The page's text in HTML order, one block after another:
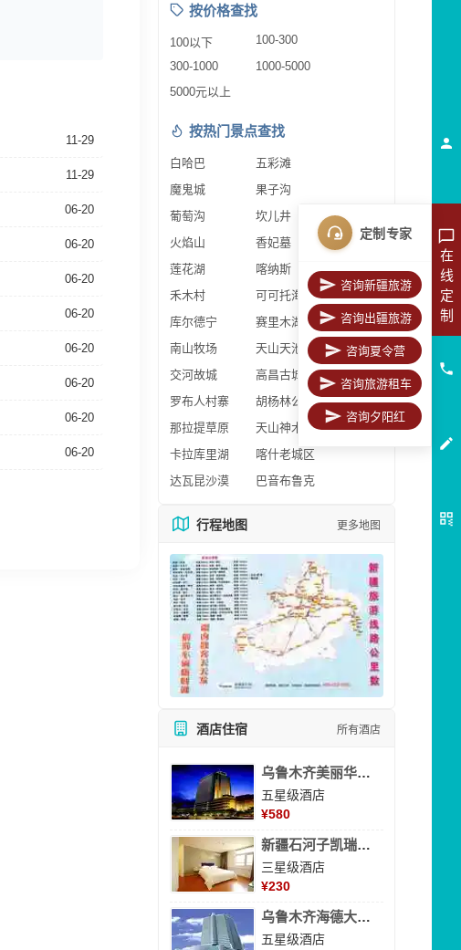
11-29
11-29
06-20
06-20
06-20
06-20
06-20
06-20
06-20
06-20
按价格查找
100以下
100-300
300-1000
1000-5000
5000元以上
按热门景点查找
白哈巴
五彩滩
魔鬼城
果子沟
葡萄沟
坎儿井
火焰山
香妃墓
莲花湖
喀纳斯
禾木村
可可托海
库尔德宁
赛里木湖
南山牧场
天山天池
交河故城
高昌古城
罗布人村寨
胡杨林公园
那拉提草原
天山神木园
卡拉库里湖
喀什老城区
达瓦昆沙漠
巴音布鲁克
行程地图 更多地图
酒店住宿 所有酒店
乌鲁木齐美丽华大酒
五星级酒店
¥580
新疆石河子凯瑞酒店
三星级酒店
¥230
乌鲁木齐海德大酒店
五星级酒店
在
线
定
制
定制专家
咨询新疆旅游
咨询出疆旅游
咨询夏令营
咨询旅游租车
咨询夕阳红